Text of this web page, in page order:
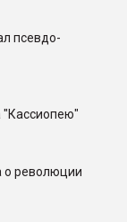
псевдо-
"Кассиопею"
о революции